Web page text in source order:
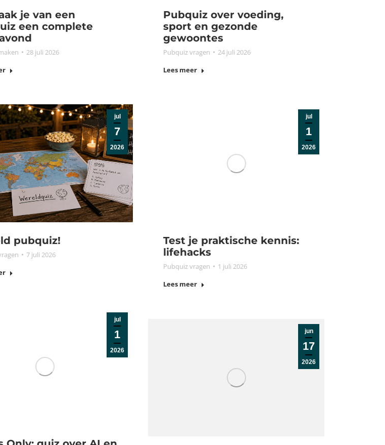
je van een
een complete
28 juli 2026
Pubquiz over voeding,
sport en gezonde
gewoontes
Pubquiz vragen
24 juli 2026
Lees meer
jul
7
2026
pubquiz!
7 juli 2026
jul
1
2026
Test je praktische kennis:
lifehacks
Pubquiz vragen
1 juli 2026
Lees meer
jul
1
2026
jun
17
2026